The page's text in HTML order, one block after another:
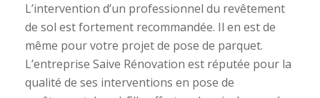
L’intervention d’un professionnel du revêtement
de sol est fortement recommandée. Il en est de
même pour votre projet de pose de parquet.
L’entreprise Saive Rénovation est réputée pour la
qualité de ses interventions en pose de